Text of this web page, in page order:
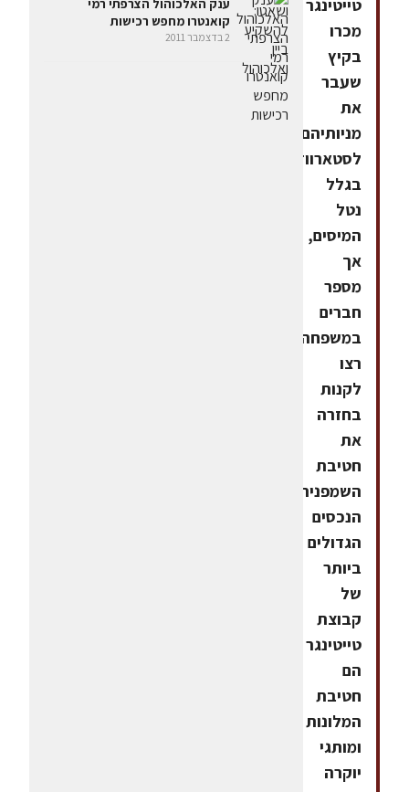
טייטינגר
מכרו
בקיץ
שעבר
את
מניותיהם
לסטארווד
בגלל
נטל
המיסים,
אך
מספר
חברים
במשפחה
רצו
לקנות
בחזרה
את
חטיבת
השמפניה.
הנכסים
הגדולים
ביותר
של
קבוצת
טייטינגר
הם
חטיבת
המלונות
ומותגי
יוקרה
קואנטרו מחפש רכישות
2 בדצמבר 2011